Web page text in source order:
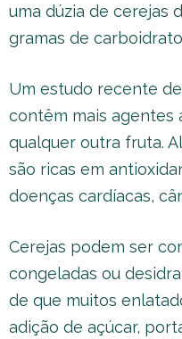
uma dúzia de cerejas
gramas de
Um estudo recente
contêm mais agentes
qualquer outra fruta.
são ricas em
doenças cardíacas,
Cerejas podem ser
congeladas ou
de que muitos
adição de açúcar,